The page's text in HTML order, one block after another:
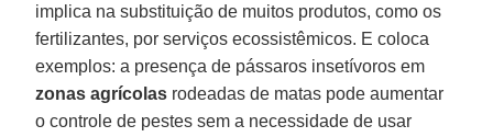
implica na substituição de muitos produtos, como os
fertilizantes, por serviços ecossistêmicos. E coloca
exemplos: a presença de pássaros insetívoros em
zonas agrícolas rodeadas de matas pode aumentar
o controle de pestes sem a necessidade de usar